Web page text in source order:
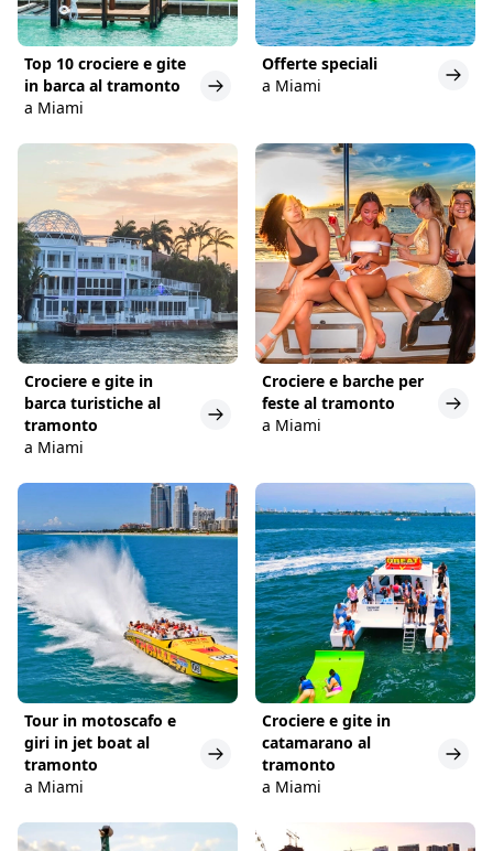
Top 10 crociere e gite
in barca al tramonto
a Miami
Offerte speciali
a Miami
Crociere e gite in
barca turistiche al
tramonto
a Miami
Crociere e barche per
feste al tramonto
a Miami
Tour in motoscafo e
giri in jet boat al
tramonto
a Miami
Crociere e gite in
catamarano al
tramonto
a Miami